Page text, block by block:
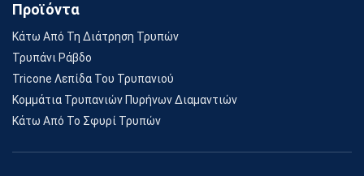
Προϊόντα
Κάτω Από Τη Διάτρηση Τρυπών
Τρυπάνι Ράβδο
Tricone Λεπίδα Του Τρυπανιού
Κομμάτια Τρυπανιών Πυρήνων Διαμαντιών
Κάτω Από Το Σφυρί Τρυπών